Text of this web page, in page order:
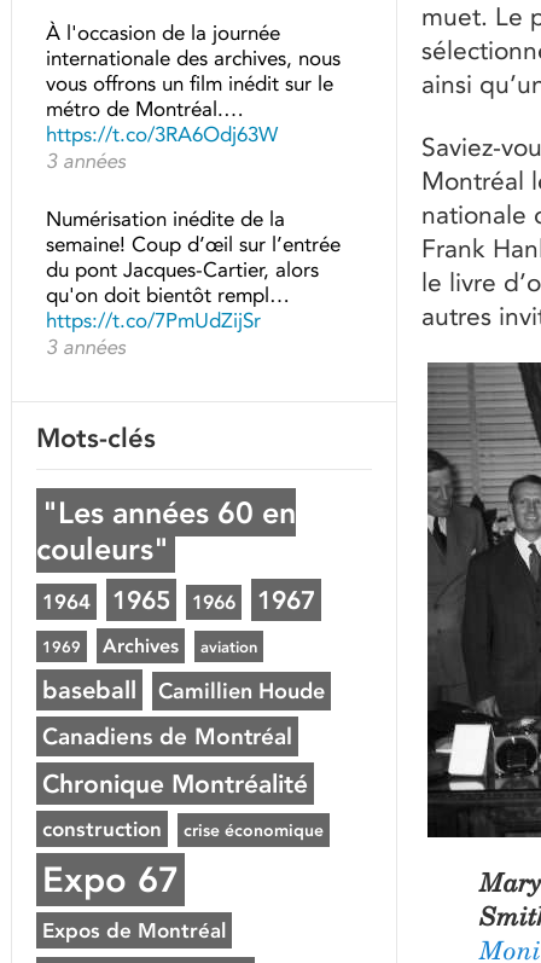
muet. Le
ainsi
Saviez-
Montréal
nationale
Frank
le livre
autres
À l'occasion de la journée
internationale des archives, nous
vous offrons un film inédit sur le
métro de Montréal.…
https://t.co/3RA6Odj63W
3 années
Numérisation inédite de la
semaine! Coup d’œil sur l’entrée
du pont Jacques-Cartier, alors
qu'on doit bientôt rempl…
https://t.co/7PmUdZijSr
3 années
Mots-clés
"Les années 60 en
couleurs"
1964 1965 1966 1967
1969 Archives aviation
baseball Camillien Houde
Canadiens de Montréal
Chronique Montréalité
construction crise économique
Expo 67
Expos de Montréal